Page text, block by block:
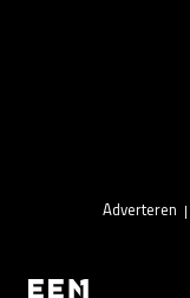
Adverteren